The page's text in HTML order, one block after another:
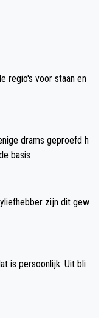
regio's voor staan en
drams geproefd h
basis
zijn dit gew
is persoonlijk. Uit bli